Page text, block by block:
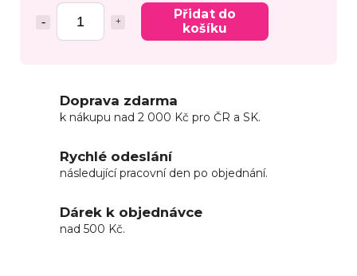
Přidat do
košíku
Doprava zdarma
k nákupu nad 2 000 Kč pro ČR a SK.
Rychlé odeslání
následující pracovní den po objednání.
Dárek k objednávce
nad 500 Kč.